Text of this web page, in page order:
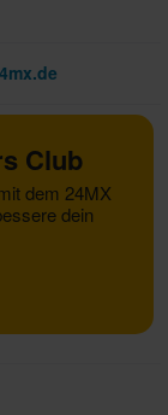
Club
dem 24MX
dein